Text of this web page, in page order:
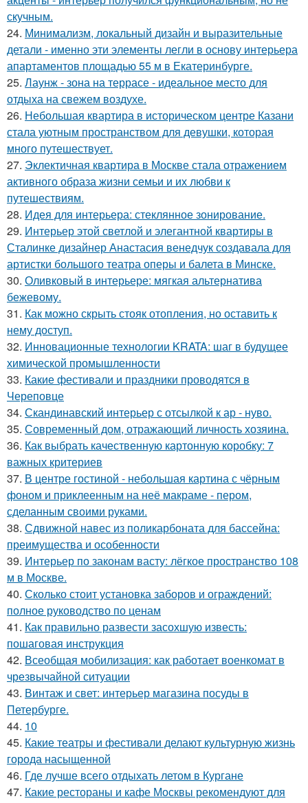
скучным.
24. Минимализм, локальный дизайн и выразительные
детали - именно эти элементы легли в основу интерьера
апартаментов площадью 55 м в Екатеринбурге.
25. Лаунж - зона на террасе - идеальное место для
отдыха на свежем воздухе.
26. Небольшая квартира в историческом центре Казани
стала уютным пространством для девушки, которая
много путешествует.
27. Эклектичная квартира в Москве стала отражением
активного образа жизни семьи и их любви к
путешествиям.
28. Идея для интерьера: стеклянное зонирование.
29. Интерьер этой светлой и элегантной квартиры в
Сталинке дизайнер Анастасия венедчук создавала для
артистки большого театра оперы и балета в Минске.
30. Оливковый в интерьере: мягкая альтернатива
бежевому.
31. Как можно скрыть стояк отопления, но оставить к
нему доступ.
32. Инновационные технологии KRATA: шаг в будущее
химической промышленности
33. Какие фестивали и праздники проводятся в
Череповце
34. Скандинавский интерьер с отсылкой к ар - нуво.
35. Современный дом, отражающий личность хозяина.
36. Как выбрать качественную картонную коробку: 7
важных критериев
37. В центре гостиной - небольшая картина с чёрным
фоном и приклеенным на неё макраме - пером,
сделанным своими руками.
38. Сдвижной навес из поликарбоната для бассейна:
преимущества и особенности
39. Интерьер по законам васту: лёгкое пространство 108
м в Москве.
40. Сколько стоит установка заборов и ограждений:
полное руководство по ценам
41. Как правильно развести засохшую известь:
пошаговая инструкция
42. Всеобщая мобилизация: как работает военкомат в
чрезвычайной ситуации
43. Винтаж и свет: интерьер магазина посуды в
Петербурге.
44. 10
45. Какие театры и фестивали делают культурную жизнь
города насыщенной
46. Где лучше всего отдыхать летом в Кургане
47. Какие рестораны и кафе Москвы рекомендуют для